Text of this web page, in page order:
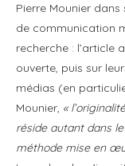
Pierre Mounier
de communication
recherche : l’article
ouverte, puis sur
médias (en
Mounier, «
réside autant dans
méthode mise en